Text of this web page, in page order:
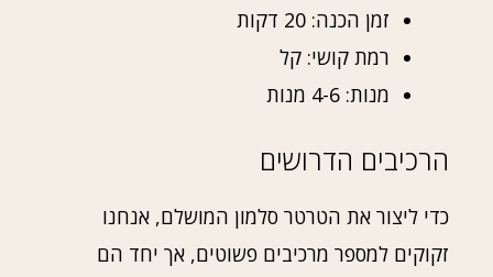
זמן הכנה: 20 דקות
רמת קושי: קל
מנות: 4-6 מנות
הרכיבים הדרושים
כדי ליצור את הטרטר סלמון המושלם, אנחנו
זקוקים למספר מרכיבים פשוטים, אך יחד הם